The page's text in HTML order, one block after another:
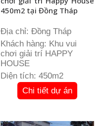
450m2 tại Đồng Tháp
Địa chỉ: Đồng Tháp
Khách hàng: Khu vui
chơi giải trí HAPPY
HOUSE
Diện tích: 450m2
Chi tiết dự án